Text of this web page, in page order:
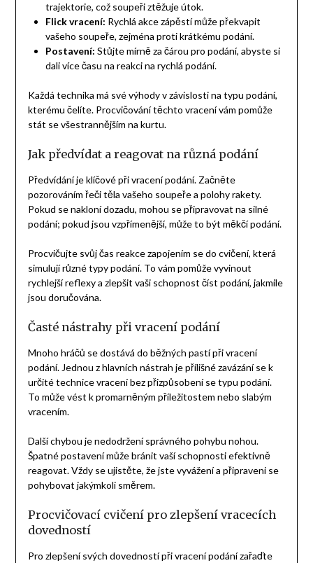
trajektorie, což soupeři ztěžuje útok.
Flick vracení: Rychlá akce zápěstí může překvapit
vašeho soupeře, zejména proti krátkému podání.
Postavení: Stůjte mírně za čárou pro podání, abyste si
dali více času na reakci na rychlá podání.
Každá technika má své výhody v závislosti na typu podání,
kterému čelíte. Procvičování těchto vracení vám pomůže
stát se všestrannějším na kurtu.
Jak předvídat a reagovat na různá podání
Předvídání je klíčové při vracení podání. Začněte
pozorováním řeči těla vašeho soupeře a polohy rakety.
Pokud se nakloní dozadu, mohou se připravovat na silné
podání; pokud jsou vzpřímenější, může to být měkčí podání.
Procvičujte svůj čas reakce zapojením se do cvičení, která
simulují různé typy podání. To vám pomůže vyvinout
rychlejší reflexy a zlepšit vaši schopnost číst podání, jakmile
jsou doručována.
Časté nástrahy při vracení podání
Mnoho hráčů se dostává do běžných pastí při vracení
podání. Jednou z hlavních nástrah je přílišné zavázání se k
určité technice vracení bez přizpůsobení se typu podání.
To může vést k promarněným příležitostem nebo slabým
vracením.
Další chybou je nedodržení správného pohybu nohou.
Špatné postavení může bránit vaší schopnosti efektivně
reagovat. Vždy se ujistěte, že jste vyvážení a připraveni se
pohybovat jakýmkoli směrem.
Procvičovací cvičení pro zlepšení vracecích
dovedností
Pro zlepšení svých dovedností při vracení podání zařaďte